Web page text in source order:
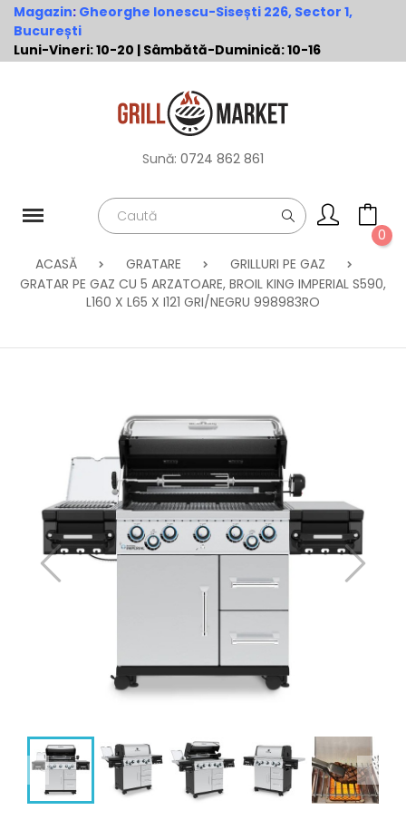
Magazin: Gheorghe Ionescu-Sisești 226, Sector 1,
București
Luni-Vineri: 10-20 | Sâmbătă-Duminică: 10-16
Sună: 0724 862 861
0
ACASĂ
GRATARE
GRILLURI PE GAZ
GRATAR PE GAZ CU 5 ARZATOARE, BROIL KING IMPERIAL S590,
L160 X L65 X I121 GRI/NEGRU 998983RO